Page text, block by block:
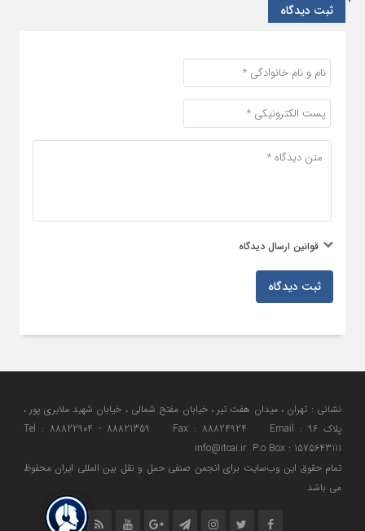
ثبت دیدگاه
قوانین ارسال دیدگاه
ثبت دیدگاه
نشانی : تهران ، میدان هفت تیر ، خیابان مفتح شمالی ، خیابان شهید ملایری پور ،
پلاک 96 Tel : 88822904 - 88821359 Fax : 88824924 Email :
info@itcai.ir P.o Box : 1575643111
تمام حقوق اين وب‌سايت برای انجمن صنفی حمل و نقل بین المللی ایران محفوظ
می باشد